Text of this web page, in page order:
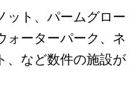
ット、パームグロー
ォーターパーク、ネ
、など数件の施設が